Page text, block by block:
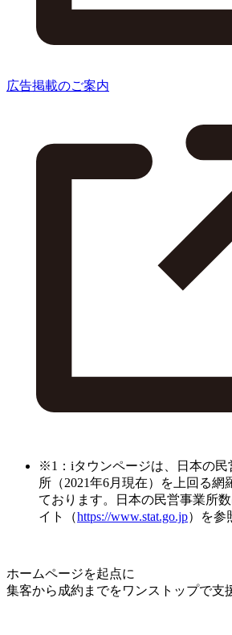
広告掲載のご案内
※1：iタウンページは、日本の民
所（2021年6月現在）を上回る網
ております。日本の民営事業所
イト（https://www.stat.go.jp）を参
ホームページを起点に
集客から成約までをワンストップで支